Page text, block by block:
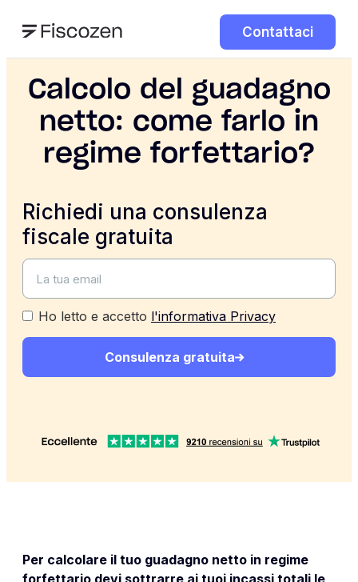
Contattaci
Calcolo del guadagno
netto: come farlo in
regime forfettario?
Richiedi una consulenza
fiscale gratuita
Ho letto e accetto l'informativa Privacy
Consulenza gratuita
Per calcolare il tuo guadagno netto in regime
forfettario devi sottrarre ai tuoi incassi totali le